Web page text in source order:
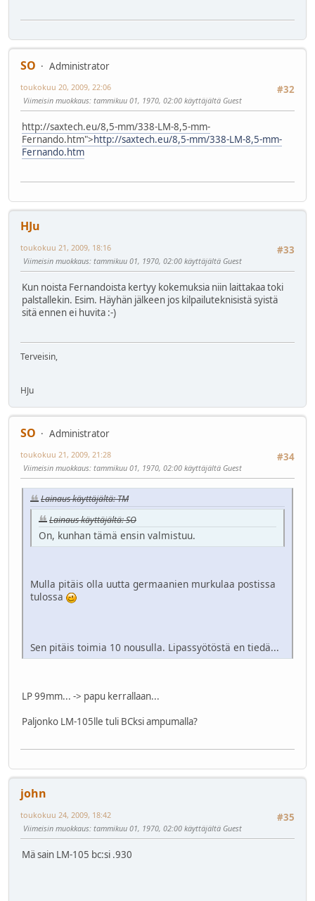
SO
Administrator
#32
toukokuu 20, 2009, 22:06
Viimeisin muokkaus: tammikuu 01, 1970, 02:00 käyttäjältä Guest
http://saxtech.eu/8,5-mm/338-LM-8,5-mm-
Fernando.htm">http://saxtech.eu/8,5-mm/338-LM-8,5-mm-
Fernando.htm
HJu
#33
toukokuu 21, 2009, 18:16
Viimeisin muokkaus: tammikuu 01, 1970, 02:00 käyttäjältä Guest
Kun noista Fernandoista kertyy kokemuksia niin laittakaa toki
palstallekin. Esim. Häyhän jälkeen jos kilpailuteknisistä syistä
sitä ennen ei huvita :-)
Terveisin,
HJu
SO
Administrator
#34
toukokuu 21, 2009, 21:28
Viimeisin muokkaus: tammikuu 01, 1970, 02:00 käyttäjältä Guest
Lainaus käyttäjältä: TM
Lainaus käyttäjältä: SO
On, kunhan tämä ensin valmistuu.
Mulla pitäis olla uutta germaanien murkulaa postissa
tulossa
Sen pitäis toimia 10 nousulla. Lipassyötöstä en tiedä...
LP 99mm... -> papu kerrallaan...
Paljonko LM-105lle tuli BCksi ampumalla?
john
#35
toukokuu 24, 2009, 18:42
Viimeisin muokkaus: tammikuu 01, 1970, 02:00 käyttäjältä Guest
Mä sain LM-105 bc:si .930